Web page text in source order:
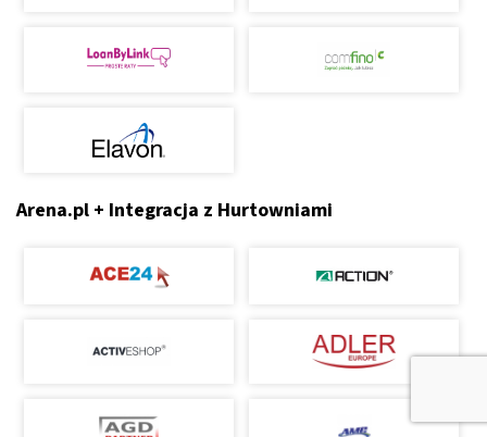
Arena.pl + Integracja z Hurtowniami